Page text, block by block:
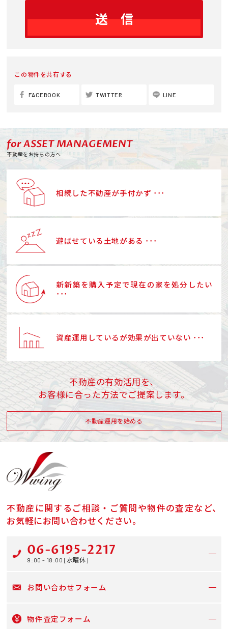
この物件を共有する
FACEBOOK TWITTER LINE
for ASSET MANAGEMENT
不動産をお持ちの方へ
相続した不動産が手付かず ･･･
遊ばせている土地がある ･･･
新新築を購入予定で現在の家を処分したい
･･･
資産運用しているが効果が出ていない ･･･
不動産の有効活用を、
お客様に合った方法でご提案します。
不動産運用を始める
不動産に関するご相談・ご質問や物件の査定など、
お気軽にお問い合わせください。
06-6195-2217
9:00 - 18:00 [水曜休]
お問い合わせフォーム
物件査定フォーム